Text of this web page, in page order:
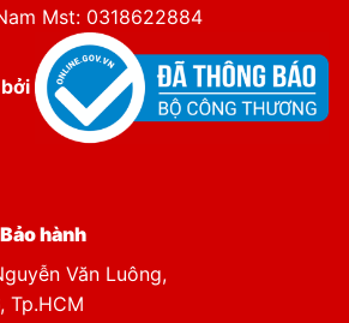
Mst: 0318622884
hành
Văn Luông,
Tp.HCM